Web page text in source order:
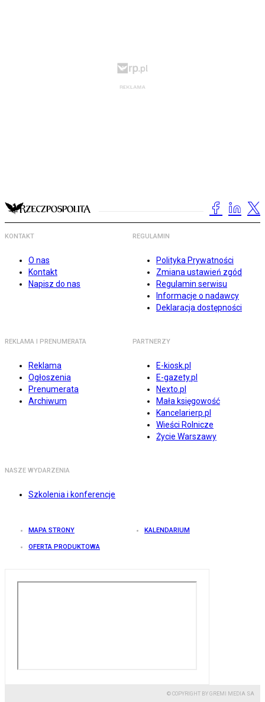
KONTAKT
O nas
Kontakt
Napisz do nas
REGULAMIN
Polityka Prywatności
Zmiana ustawień zgód
Regulamin serwisu
Informacje o nadawcy
Deklaracja dostępności
REKLAMA I PRENUMERATA
Reklama
Ogłoszenia
Prenumerata
Archiwum
PARTNERZY
E-kiosk.pl
E-gazety.pl
Nexto.pl
Mała księgowość
Kancelarierp.pl
Wieści Rolnicze
Życie Warszawy
NASZE WYDARZENIA
Szkolenia i konferencje
MAPA STRONY KALENDARIUM
OFERTA PRODUKTOWA
© COPYRIGHT BY GREMI MEDIA SA